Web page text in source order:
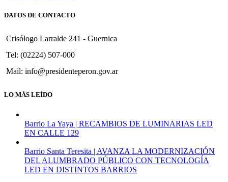
DATOS DE CONTACTO
Crisólogo Larralde 241 - Guernica
Tel: (02224) 507-000
Mail: info@presidenteperon.gov.ar
LO MÁS LEÍDO
Barrio La Yaya | RECAMBIOS DE LUMINARIAS LED
EN CALLE 129
Barrio Santa Teresita | AVANZA LA MODERNIZACIÓN
DEL ALUMBRADO PÚBLICO CON TECNOLOGÍA
LED EN DISTINTOS BARRIOS